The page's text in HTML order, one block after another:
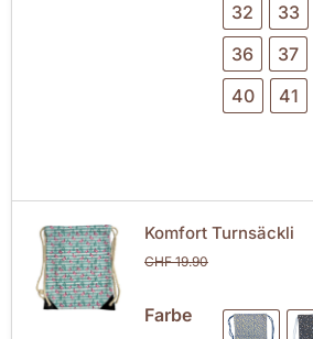
32
33
36
37
40
41
Komfort Turnsäckli
CHF19.90
Farbe